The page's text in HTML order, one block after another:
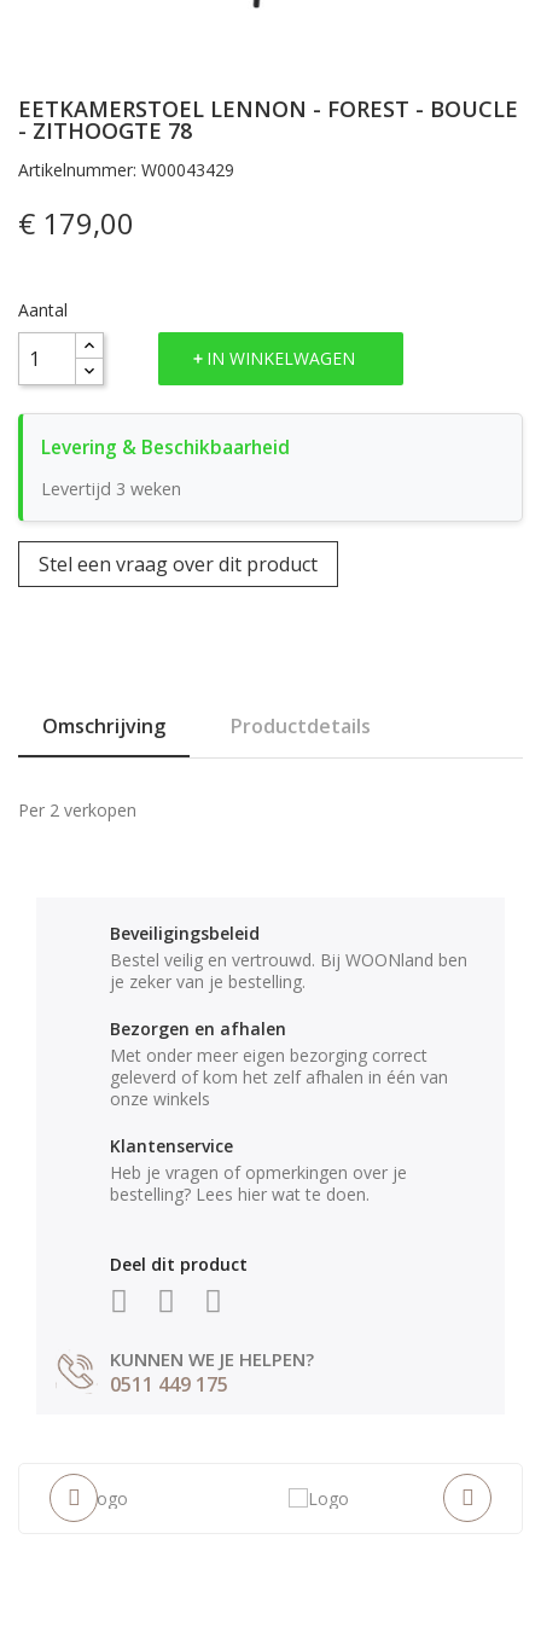
EETKAMERSTOEL LENNON - FOREST - BOUCLE
- ZITHOOGTE 78
Artikelnummer: W00043429
€ 179,00
Aantal
IN WINKELWAGEN
Levertijd 3 weken
Stel een vraag over dit product
Omschrijving Productdetails
Per 2 verkopen
Beveiligingsbeleid
Bestel veilig en vertrouwd. Bij WOONland ben
je zeker van je bestelling.
Bezorgen en afhalen
Met onder meer eigen bezorging correct
geleverd of kom het zelf afhalen in één van
onze winkels
Klantenservice
Heb je vragen of opmerkingen over je
bestelling? Lees hier wat te doen.
Deel dit product
KUNNEN WE JE HELPEN?
0511 449 175